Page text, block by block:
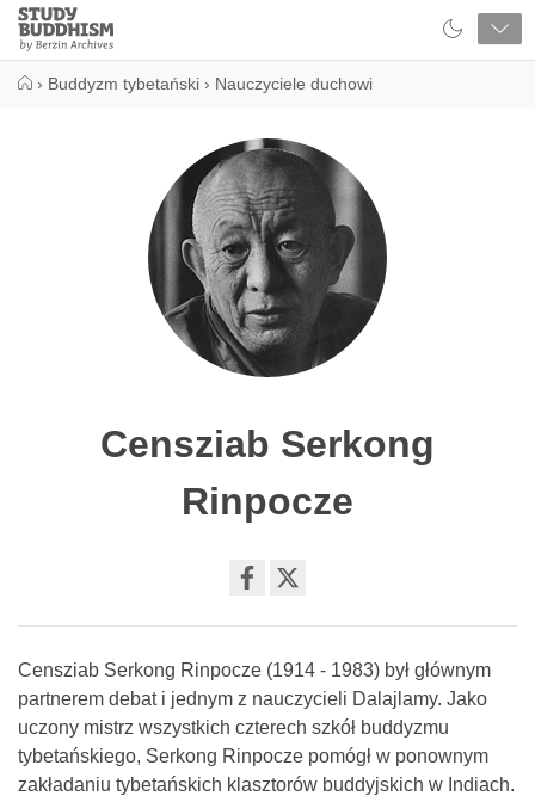
Close
Study
Buddhism
› Buddyzm tybetański › Nauczyciele duchowi
Censziab Serkong
Rinpocze
facebook
Censziab Serkong Rinpocze (1914 - 1983) był głównym
partnerem debat i jednym z nauczycieli Dalajlamy. Jako
uczony mistrz wszystkich czterech szkół buddyzmu
tybetańskiego, Serkong Rinpocze pomógł w ponownym
zakładaniu tybetańskich klasztorów buddyjskich w Indiach.